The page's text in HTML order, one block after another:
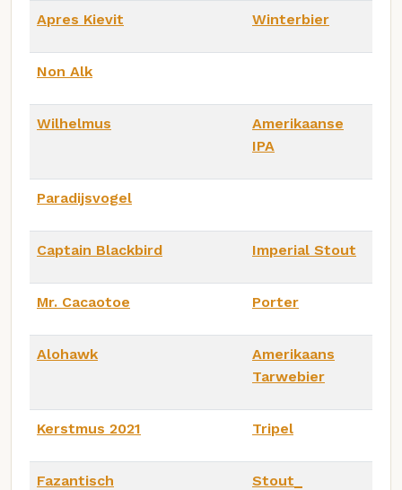
Apres Kievit Winterbier
Non Alk
Wilhelmus
Amerikaanse
IPA
Paradijsvogel
Captain Blackbird Imperial Stout
Mr. Cacaotoe Porter
Alohawk
Amerikaans
Tarwebier
Kerstmus 2021 Tripel
Fazantisch Stout_